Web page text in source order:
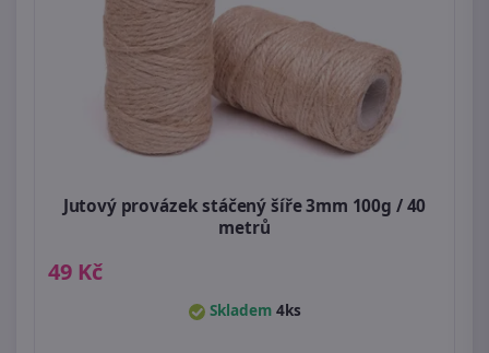
Jutový provázek stáčený šíře 3mm 100g / 40
metrů
49 Kč
Skladem 4ks